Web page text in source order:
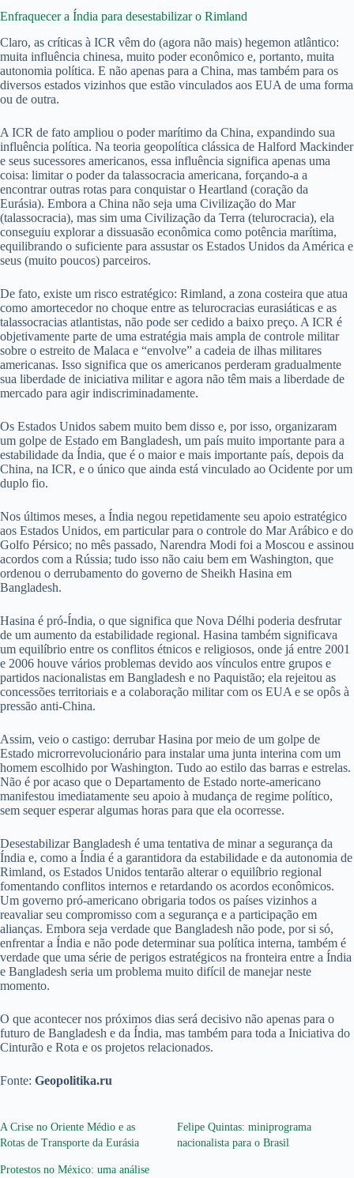
Enfraquecer a Índia para desestabilizar o Rimland
Claro, as críticas à ICR vêm do (agora não mais) hegemon atlântico:
muita influência chinesa, muito poder econômico e, portanto, muita
autonomia política. E não apenas para a China, mas também para os
diversos estados vizinhos que estão vinculados aos EUA de uma forma
ou de outra.
A ICR de fato ampliou o poder marítimo da China, expandindo sua
influência política. Na teoria geopolítica clássica de Halford Mackinder
e seus sucessores americanos, essa influência significa apenas uma
coisa: limitar o poder da talassocracia americana, forçando-a a
encontrar outras rotas para conquistar o Heartland (coração da
Eurásia). Embora a China não seja uma Civilização do Mar
(talassocracia), mas sim uma Civilização da Terra (telurocracia), ela
conseguiu explorar a dissuasão econômica como potência marítima,
equilibrando o suficiente para assustar os Estados Unidos da América e
seus (muito poucos) parceiros.
De fato, existe um risco estratégico: Rimland, a zona costeira que atua
como amortecedor no choque entre as telurocracias eurasiáticas e as
talassocracias atlantistas, não pode ser cedido a baixo preço. A ICR é
objetivamente parte de uma estratégia mais ampla de controle militar
sobre o estreito de Malaca e “envolve” a cadeia de ilhas militares
americanas. Isso significa que os americanos perderam gradualmente
sua liberdade de iniciativa militar e agora não têm mais a liberdade de
mercado para agir indiscriminadamente.
Os Estados Unidos sabem muito bem disso e, por isso, organizaram
um golpe de Estado em Bangladesh, um país muito importante para a
estabilidade da Índia, que é o maior e mais importante país, depois da
China, na ICR, e o único que ainda está vinculado ao Ocidente por um
duplo fio.
Nos últimos meses, a Índia negou repetidamente seu apoio estratégico
aos Estados Unidos, em particular para o controle do Mar Arábico e do
Golfo Pérsico; no mês passado, Narendra Modi foi a Moscou e assinou
acordos com a Rússia; tudo isso não caiu bem em Washington, que
ordenou o derrubamento do governo de Sheikh Hasina em
Bangladesh.
Hasina é pró-Índia, o que significa que Nova Délhi poderia desfrutar
de um aumento da estabilidade regional. Hasina também significava
um equilíbrio entre os conflitos étnicos e religiosos, onde já entre 2001
e 2006 houve vários problemas devido aos vínculos entre grupos e
partidos nacionalistas em Bangladesh e no Paquistão; ela rejeitou as
concessões territoriais e a colaboração militar com os EUA e se opôs à
pressão anti-China.
Assim, veio o castigo: derrubar Hasina por meio de um golpe de
Estado microrrevolucionário para instalar uma junta interina com um
homem escolhido por Washington. Tudo ao estilo das barras e estrelas.
Não é por acaso que o Departamento de Estado norte-americano
manifestou imediatamente seu apoio à mudança de regime político,
sem sequer esperar algumas horas para que ela ocorresse.
Desestabilizar Bangladesh é uma tentativa de minar a segurança da
Índia e, como a Índia é a garantidora da estabilidade e da autonomia de
Rimland, os Estados Unidos tentarão alterar o equilíbrio regional
fomentando conflitos internos e retardando os acordos econômicos.
Um governo pró-americano obrigaria todos os países vizinhos a
reavaliar seu compromisso com a segurança e a participação em
alianças. Embora seja verdade que Bangladesh não pode, por si só,
enfrentar a Índia e não pode determinar sua política interna, também é
verdade que uma série de perigos estratégicos na fronteira entre a Índia
e Bangladesh seria um problema muito difícil de manejar neste
momento.
O que acontecer nos próximos dias será decisivo não apenas para o
futuro de Bangladesh e da Índia, mas também para toda a Iniciativa do
Cinturão e Rota e os projetos relacionados.
Fonte: Geopolitika.ru
A Crise no Oriente Médio e as
Rotas de Transporte da Eurásia
Felipe Quintas: miniprograma
nacionalista para o Brasil
Protestos no México: uma análise